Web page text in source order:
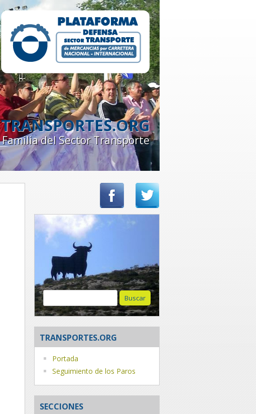
TRANSPORTES.ORG
Familia del Sector Transporte
Buscar:
TRANSPORTES.ORG
Portada
Seguimiento de los Paros
SECCIONES